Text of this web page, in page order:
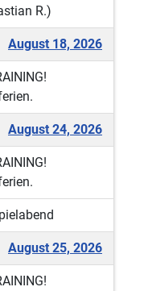
R.)
August 18, 2026
August 24, 2026
August 25, 2026